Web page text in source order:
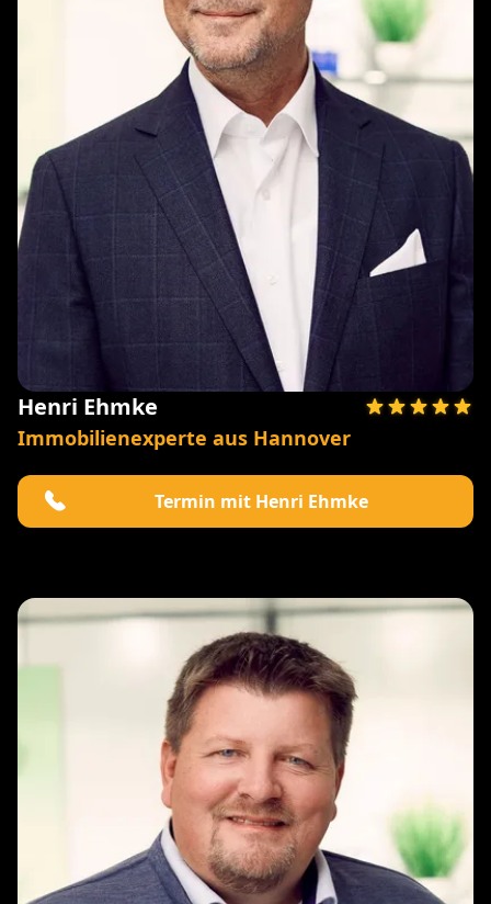
Henri Ehmke
Immobilienexperte aus Hannover
Termin mit Henri Ehmke